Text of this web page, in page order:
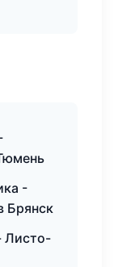
-
Брянск
Листо-